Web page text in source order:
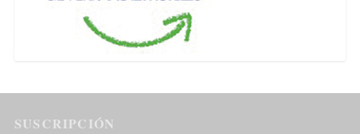
SUSCRIPCIÓN